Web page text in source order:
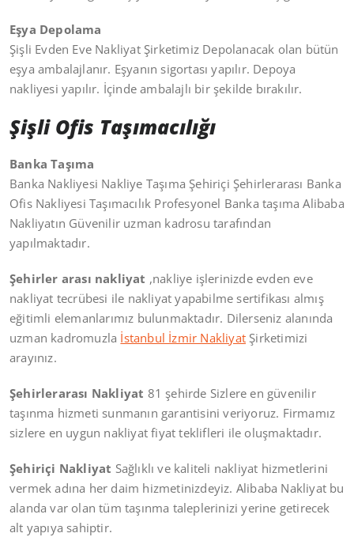
Eşya Depolama
Şişli Evden Eve Nakliyat Şirketimiz Depolanacak olan bütün
eşya ambalajlanır. Eşyanın sigortası yapılır. Depoya
nakliyesi yapılır. İçinde ambalajlı bir şekilde bırakılır.
Şişli Ofis Taşımacılığı
Banka Taşıma
Banka Nakliyesi Nakliye Taşıma Şehiriçi Şehirlerarası Banka
Ofis Nakliyesi Taşımacılık Profesyonel Banka taşıma Alibaba
Nakliyatın Güvenilir uzman kadrosu tarafından
yapılmaktadır.
Şehirler arası nakliyat ,nakliye işlerinizde evden eve
nakliyat tecrübesi ile nakliyat yapabilme sertifikası almış
eğitimli elemanlarımız bulunmaktadır. Dilerseniz alanında
uzman kadromuzla İstanbul İzmir Nakliyat Şirketimizi
arayınız.
Şehirlerarası Nakliyat 81 şehirde Sizlere en güvenilir
taşınma hizmeti sunmanın garantisini veriyoruz. Firmamız
sizlere en uygun nakliyat fiyat teklifleri ile oluşmaktadır.
Şehiriçi Nakliyat Sağlıklı ve kaliteli nakliyat hizmetlerini
vermek adına her daim hizmetinizdeyiz. Alibaba Nakliyat bu
alanda var olan tüm taşınma taleplerinizi yerine getirecek
alt yapıya sahiptir.